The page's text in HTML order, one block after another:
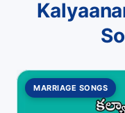
MARRIAGE SONGS